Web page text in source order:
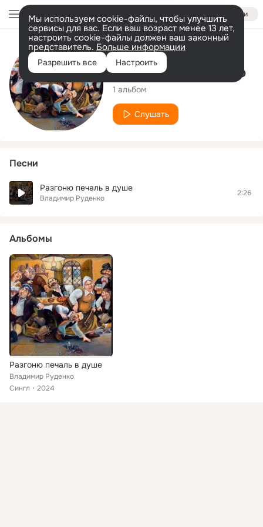
Войти
Мы используем cookie-файлы, чтобы улучшить
сервисы для вас. Если ваш возраст менее 13 лет,
настроить cookie-файлы должен ваш законный
представитель. Больше информации
Разрешить все Настроить
Исполнитель
Владимир Руденко
1 альбом
Слушать
Песни
Разгоню печаль в душе
Владимир Руденко
2:26
Альбомы
Разгоню печаль в душе
Владимир Руденко
Сингл
2024